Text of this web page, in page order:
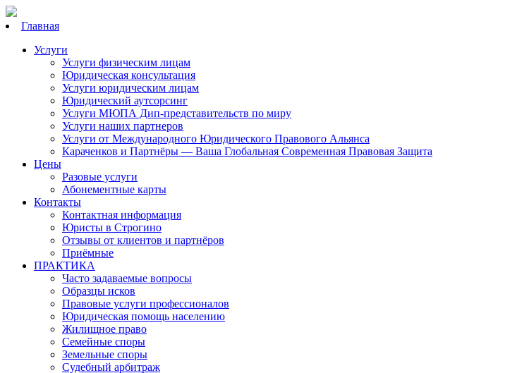
Главная
Услуги
Услуги физическим лицам
Юридическая консультация
Услуги юридическим лицам
Юридический аутсорсинг
Услуги МЮПА Дип-представительств по миру
Услуги наших партнеров
Услуги от Международного Юридического Правового Альянса
Караченков и Партнёры — Ваша Глобальная Современная Правовая Защита
Цены
Разовые услуги
Абонементные карты
Контакты
Контактная информация
Юристы в Строгино
Отзывы от клиентов и партнёров
Приёмные
ПРАКТИКА
Часто задаваемые вопросы
Образцы исков
Правовые услуги профессионалов
Юридическая помощь населению
Жилищное право
Семейные споры
Земельные споры
Судебный арбитраж